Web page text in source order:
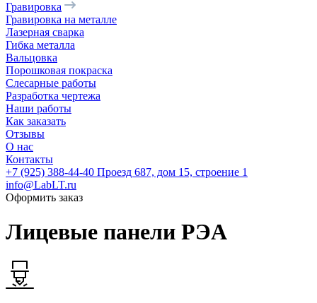
Гравировка
Гравировка на металле
Лазерная сварка
Гибка металла
Вальцовка
Порошковая покраска
Слесарные работы
Разработка чертежа
Наши работы
Как заказать
Отзывы
О нас
Контакты
+7 (925) 388-44-40 Проезд 687, дом 15, строение 1
info@LabLT.ru
Оформить заказ
Лицевые панели РЭА